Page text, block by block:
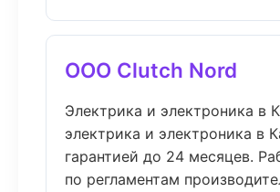
ООО Clutch Nord
Электрика и электроника в
электрика и электроника в
гарантией до 24 месяцев.
по регламентам